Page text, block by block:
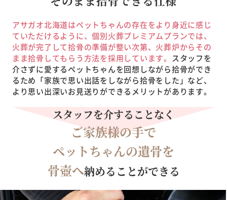
アサガオ北海道はペットちゃんの存在をより身近に感じ
ていただけるように、個別火葬プレミアムプランでは、
火葬が完了して拾骨の準備が整い次第、火葬炉からその
まま拾骨してもらう方法を採用しています。 スタッフを
介さずに愛するペットちゃんを回想しながら拾骨ができ
るため「家族で思い出話をしながら拾骨をした」など、
より思い出深いお見送りができるメリットがあります。
スタッフを介することなく
ご家族様の手で
ペットちゃんの遺骨を
骨壺へ納めることができる